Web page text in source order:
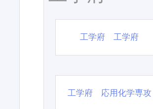
工学府 工学府
工学府 応用化学専攻